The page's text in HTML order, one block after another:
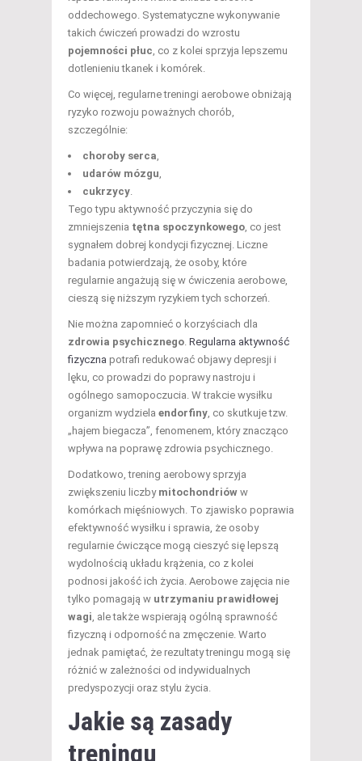
oddechowego. Systematyczne wykonywanie
takich ćwiczeń prowadzi do wzrostu
pojemności płuc, co z kolei sprzyja lepszemu
dotlenieniu tkanek i komórek.
Co więcej, regularne treningi aerobowe obniżają
ryzyko rozwoju poważnych chorób,
szczególnie:
choroby serca,
udarów mózgu,
cukrzycy.
Tego typu aktywność przyczynia się do
zmniejszenia tętna spoczynkowego, co jest
sygnałem dobrej kondycji fizycznej. Liczne
badania potwierdzają, że osoby, które
regularnie angażują się w ćwiczenia aerobowe,
cieszą się niższym ryzykiem tych schorzeń.
Nie można zapomnieć o korzyściach dla
zdrowia psychicznego. Regularna aktywność
fizyczna potrafi redukować objawy depresji i
lęku, co prowadzi do poprawy nastroju i
ogólnego samopoczucia. W trakcie wysiłku
organizm wydziela endorfiny, co skutkuje tzw.
„hajem biegacza”, fenomenem, który znacząco
wpływa na poprawę zdrowia psychicznego.
Dodatkowo, trening aerobowy sprzyja
zwiększeniu liczby mitochondriów w
komórkach mięśniowych. To zjawisko poprawia
efektywność wysiłku i sprawia, że osoby
regularnie ćwiczące mogą cieszyć się lepszą
wydolnością układu krążenia, co z kolei
podnosi jakość ich życia. Aerobowe zajęcia nie
tylko pomagają w utrzymaniu prawidłowej
wagi, ale także wspierają ogólną sprawność
fizyczną i odporność na zmęczenie. Warto
jednak pamiętać, że rezultaty treningu mogą się
różnić w zależności od indywidualnych
predyspozycji oraz stylu życia.
Jakie są zasady
treningu